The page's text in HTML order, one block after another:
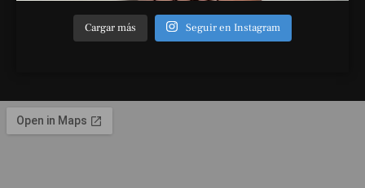
Cargar más Seguir en Instagram